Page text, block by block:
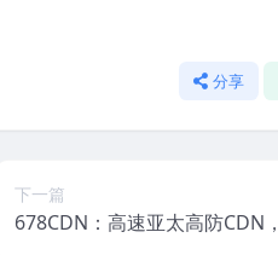
分享
下一篇
678CDN：高速亚太高防CDN